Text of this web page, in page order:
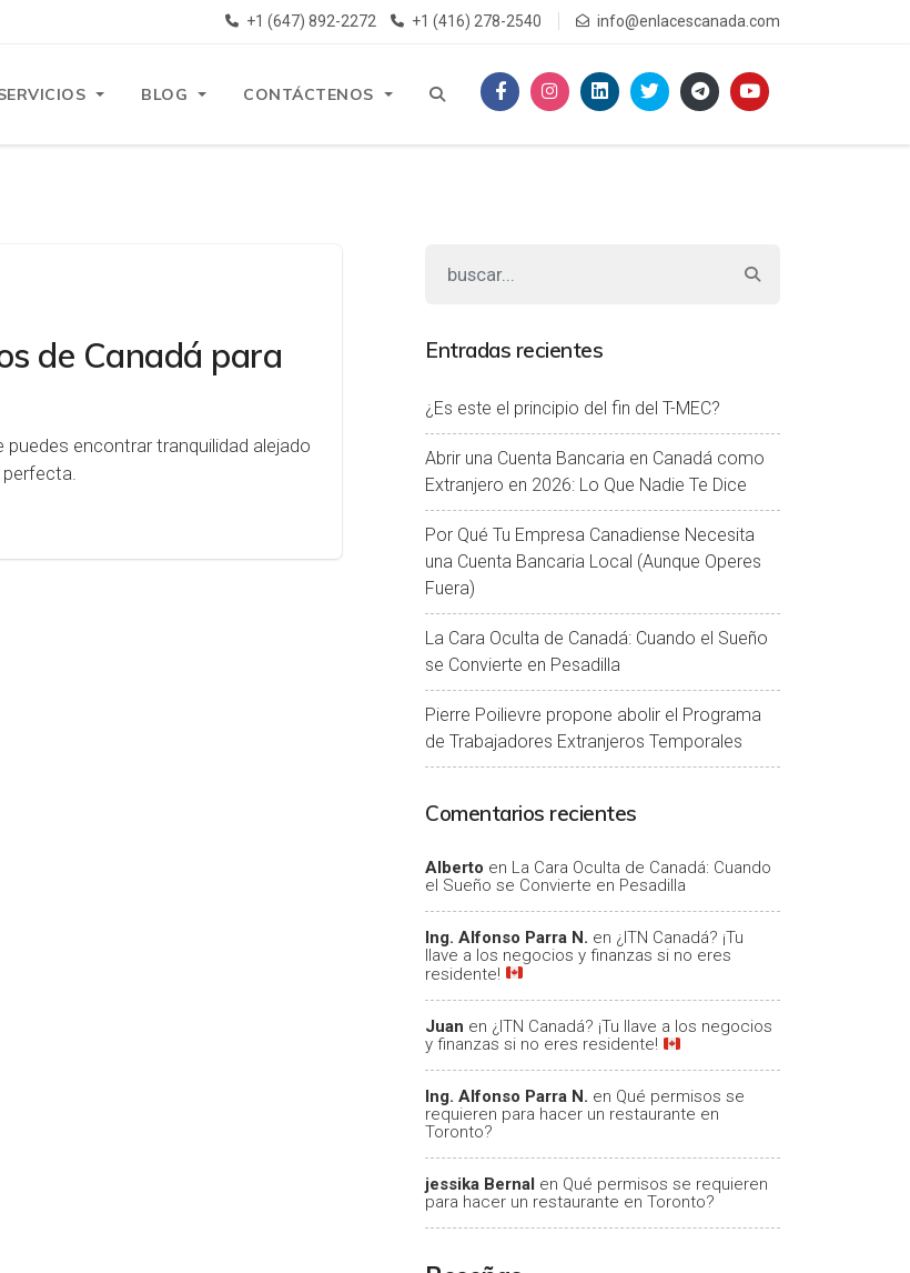
+1 (647) 892-2272 +1 (416) 278-2540 info@enlacescanada.com
BLOG CONTÁCTENOS
de Canadá para
encontrar tranquilidad alejado
perfecta.
Entradas recientes
¿Es este el principio del fin del T-MEC?
Abrir una Cuenta Bancaria en Canadá como
Extranjero en 2026: Lo Que Nadie Te Dice
Por Qué Tu Empresa Canadiense Necesita
una Cuenta Bancaria Local (Aunque Operes
Fuera)
La Cara Oculta de Canadá: Cuando el Sueño
se Convierte en Pesadilla
Pierre Poilievre propone abolir el Programa
de Trabajadores Extranjeros Temporales
Comentarios recientes
Alberto en La Cara Oculta de Canadá: Cuando
el Sueño se Convierte en Pesadilla
Ing. Alfonso Parra N. en ¿ITN Canadá? ¡Tu
llave a los negocios y finanzas si no eres
residente!
Juan en ¿ITN Canadá? ¡Tu llave a los negocios
y finanzas si no eres residente!
Ing. Alfonso Parra N. en Qué permisos se
requieren para hacer un restaurante en
Toronto?
jessika Bernal en Qué permisos se requieren
para hacer un restaurante en Toronto?